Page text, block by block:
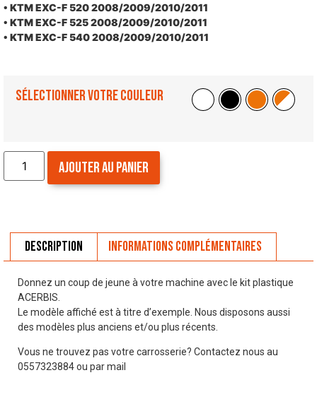
• KTM EXC-F 520 2008/2009/2010/2011
• KTM EXC-F 525 2008/2009/2010/2011
• KTM EXC-F 540 2008/2009/2010/2011
Sélectionner votre couleur
Ajouter au panier
Description Informations complémentaires
Donnez un coup de jeune à votre machine avec le kit plastique
ACERBIS.
Le modèle affiché est à titre d’exemple. Nous disposons aussi
des modèles plus anciens et/ou plus récents.
Vous ne trouvez pas votre carrosserie? Contactez nous au
0557323884 ou par mail